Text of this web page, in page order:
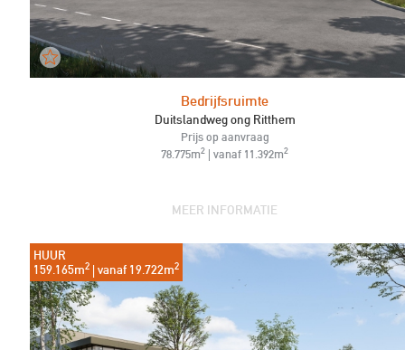
Bedrijfsruimte
Duitslandweg ong Ritthem
Prijs op aanvraag
78.775m2 | vanaf 11.392m2
MEER INFORMATIE
HUUR
159.165m2 | vanaf 19.722m2